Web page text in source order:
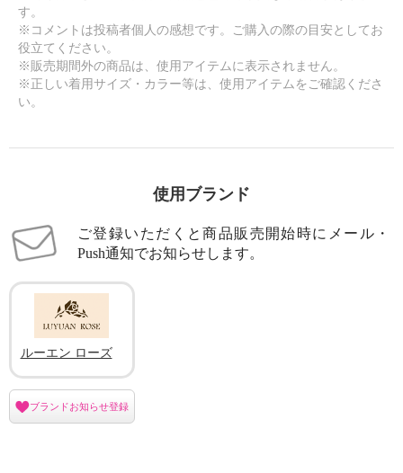
す。
※コメントは投稿者個人の感想です。ご購入の際の目安としてお
役立てください。
※販売期間外の商品は、使用アイテムに表示されません。
※正しい着用サイズ・カラー等は、使用アイテムをご確認くださ
い。
使用ブランド
ご登録いただくと商品販売開始時にメール・
Push通知でお知らせします。
ルーエン ローズ
ブランドお知らせ登録